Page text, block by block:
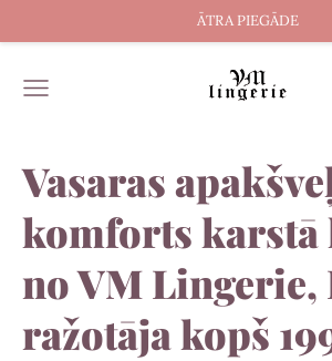
ĀTRA PIEGĀDE
Vasaras
komforts karstā
no VM Lingerie,
ražotāja kopš